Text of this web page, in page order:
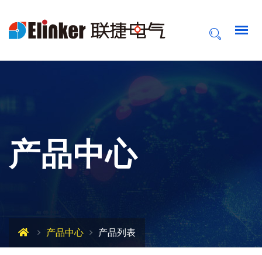
产品中心
产品中心 产品列表